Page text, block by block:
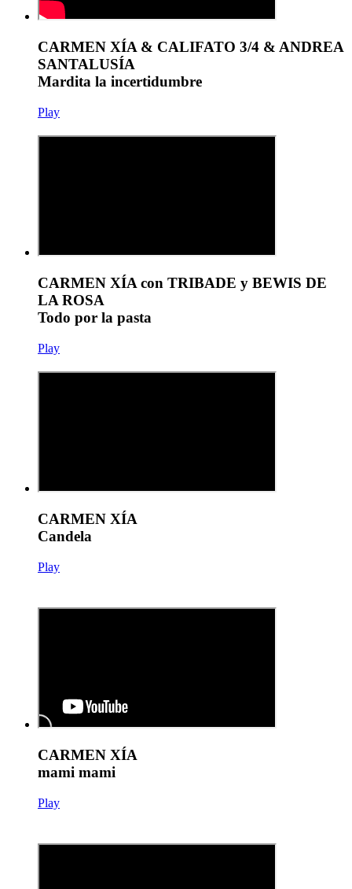
CARMEN XÍA & CALIFATO 3/4 & ANDREA
SANTALUSÍA
Mardita la incertidumbre
Play
CARMEN XÍA con TRIBADE y BEWIS DE
LA ROSA
Todo por la pasta
Play
CARMEN XÍA
Candela
Play
CARMEN XÍA
mami mami
Play